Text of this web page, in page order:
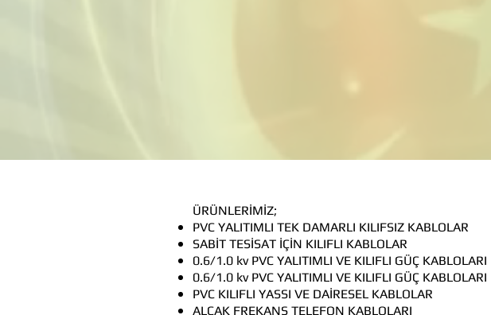
ÜRÜNLERİMİZ;
PVC YALITIMLI TEK DAMARLI KILIFSIZ KABLOLAR
SABİT TESİSAT İÇİN KILIFLI KABLOLAR
0.6/1.0 kv PVC YALITIMLI VE KILIFLI GÜÇ KABLOLARI
0.6/1.0 kv PVC YALITIMLI VE KILIFLI GÜÇ KABLOLARI
PVC KILIFLI YASSI VE DAİRESEL KABLOLAR
ALÇAK FREKANS TELEFON KABLOLARI